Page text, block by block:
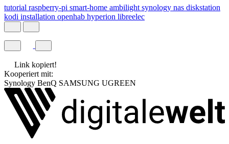
tutorial raspberry-pi smart-home ambilight synology nas diskstation
kodi installation openhab hyperion libreelec
Link kopiert!
Kooperiert mit:
Synology BenQ SAMSUNG UGREEN